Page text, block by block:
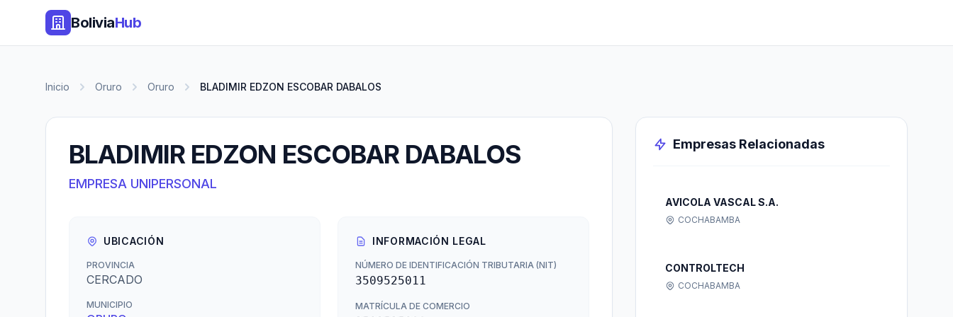
BoliviaHub
Inicio Oruro Oruro BLADIMIR EDZON ESCOBAR DABALOS
BLADIMIR EDZON ESCOBAR DABALOS
EMPRESA UNIPERSONAL
UBICACIÓN
PROVINCIA
CERCADO
MUNICIPIO
INFORMACIÓN LEGAL
NÚMERO DE IDENTIFICACIÓN TRIBUTARIA (NIT)
3509525011
MATRÍCULA DE COMERCIO
Empresas Relacionadas
AVICOLA VASCAL S.A.
COCHABAMBA
CONTROLTECH
COCHABAMBA